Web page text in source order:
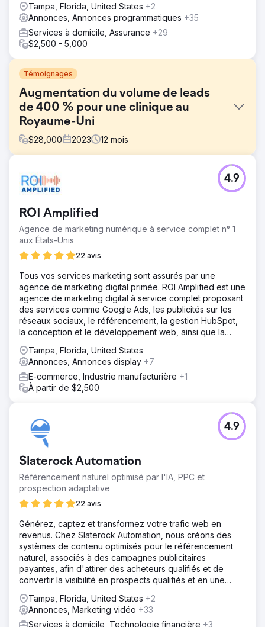
Tampa, Florida, United States +2
Annonces, Annonces programmatiques +35
Services à domicile, Assurance +29
$2,500 - 5,000
Témoignages
Augmentation du volume de leads
de 400 % pour une clinique au
Royaume-Uni
$28,000 2023 12 mois
Cette clinique avait un coût par prospect d'environ 40 $
lorsque nous avons commencé à travailler avec eux. Ils
chiffres.
Solution
Nous avons réussi à diffuser leurs annonces en quelques
semaines. Un coût moyen par prospect de 5 à 6 $ en
Résultat
Amélioration significative par rapport aux résultats
obtenus précédemment. Taux de conversion +36 %
Leads +400 % Coût/Lead -80 %
Vers la page de l'agence
ROI Amplified
Agence de marketing numérique à service complet n° 1
aux États-Unis
22 avis
4.9
Tous vos services marketing sont assurés par une
agence de marketing digital primée. ROI Amplified est une
agence de marketing digital à service complet proposant
des services comme Google Ads, les publicités sur les
réseaux sociaux, le référencement, la gestion HubSpot,
la conception et le développement web, ainsi que la
Tampa, Florida, United States
Annonces, Annonces display +7
E-commerce, Industrie manufacturière +1
À partir de $2,500
Slaterock Automation
Référencement naturel optimisé par l'IA, PPC et
prospection adaptative
22 avis
4.9
Générez, captez et transformez votre trafic web en
revenus. Chez Slaterock Automation, nous créons des
systèmes de contenu optimisés pour le référencement
naturel, associés à des campagnes publicitaires
payantes, afin d'attirer des acheteurs qualifiés et de
convertir la visibilité en prospects qualifiés et en une
Tampa, Florida, United States +2
Annonces, Marketing vidéo +33
Services à domicile, Technologie financière +3